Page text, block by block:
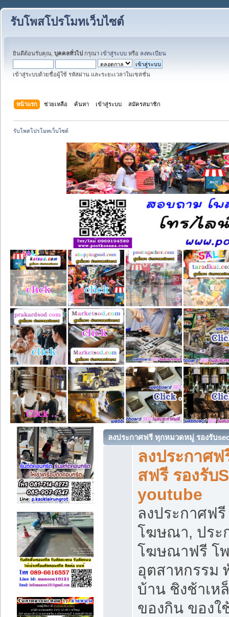
รับโพสโปรโมทเว็บไซต์
ยินดีต้อนรับคุณ, บุคคลทั่วไป กรุณา เข้าสู่ระบบ หรือ ลงทะเบียน
เข้าสู่ระบบด้วยชื่อผู้ใช้ รหัสผ่าน และระยะเวลาในเซสชั่น
หน้าแรก ช่วยเหลือ ค้นหา เข้าสู่ระบบ สมัครสมาชิก
รับโพสโปรโมทเว็บไซต์
ลงประกาศฟรี ทุกหมวดหมู่ รองรับ
ลงประกาศ
สฟรี รองรับ
youtube
ลงประกาศฟ
โฆษณา, ประ
โฆษณาฟรี โ
อุตสาหกรรม
บ้าน ชิงช้าเห
ของกิน ของใ